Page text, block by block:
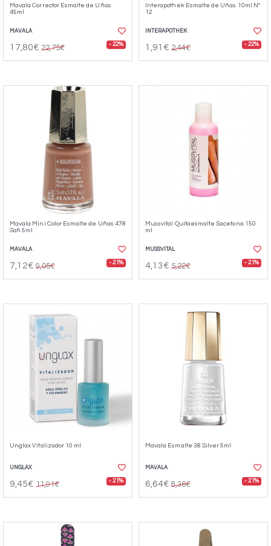
Mavala Corrector Esmalte de Uñas
45ml
MAVALA
17,80€ 22,75€ - 22%
Interapothek Esmalte de Uñas 10ml Nº
12
INTERAPOTHEK
1,91€ 2,44€ - 22%
Mavala Mini Color Esmalte de Uñas 478
Safi 5ml
MAVALA
7,12€ 9,05€ - 21%
Mussvital Quitaesmalte Sacetona 150
ml
MUSSVITAL
4,13€ 5,22€ - 21%
Unglax Vitalizador 10 ml
UNGLAX
9,45€ 11,91€ - 21%
Mavala Esmalte 38 Silver 5ml
MAVALA
6,64€ 8,36€ - 21%